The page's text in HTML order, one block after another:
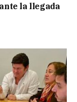
la llegada